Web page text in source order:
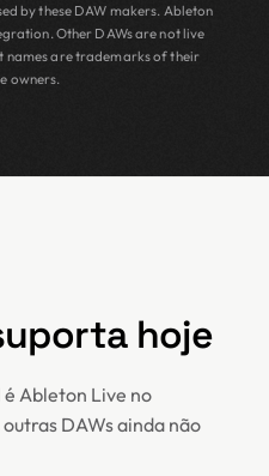
by these DAW makers. Ableton
Other DAWs are not live
names are trademarks of their
owners.
hoje
Ableton Live no
DAWs ainda não